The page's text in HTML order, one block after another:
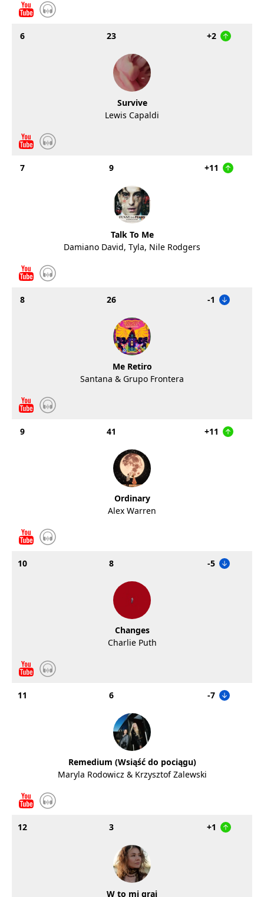
6 23 +2
Survive
Lewis Capaldi
7 9 +11
Talk To Me
Damiano David, Tyla, Nile Rodgers
8 26 -1
Me Retiro
Santana & Grupo Frontera
9 41 +11
Ordinary
Alex Warren
10 8 -5
Changes
Charlie Puth
11 6 -7
Remedium (Wsiąść do pociągu)
Maryla Rodowicz & Krzysztof Zalewski
12 3 +1
W to mi graj